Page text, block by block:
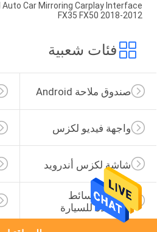
2012-2018 FX35 FX50
فئات شعبية
صندوق ملاحة Android
واجهة فيديو لكزس
شاشة لكزس أندرويد
عرض الوسائط
المتعددة للسيارة